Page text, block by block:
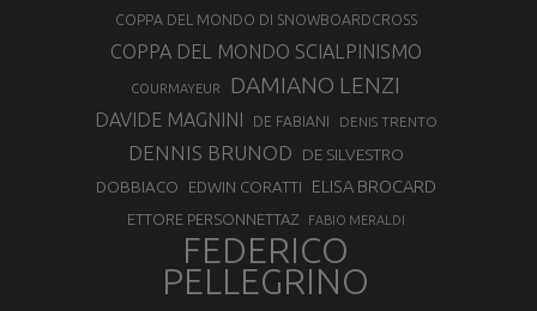
COPPA DEL MONDO DI SNOWBOARDCROSS
COPPA DEL MONDO SCIALPINISMO
COURMAYEUR DAMIANO LENZI
DAVIDE MAGNINI DE FABIANI DENIS TRENTO
DENNIS BRUNOD DE SILVESTRO
DOBBIACO EDWIN CORATTI ELISA BROCARD
ETTORE PERSONNETTAZ FABIO MERALDI
FEDERICO
PELLEGRINO